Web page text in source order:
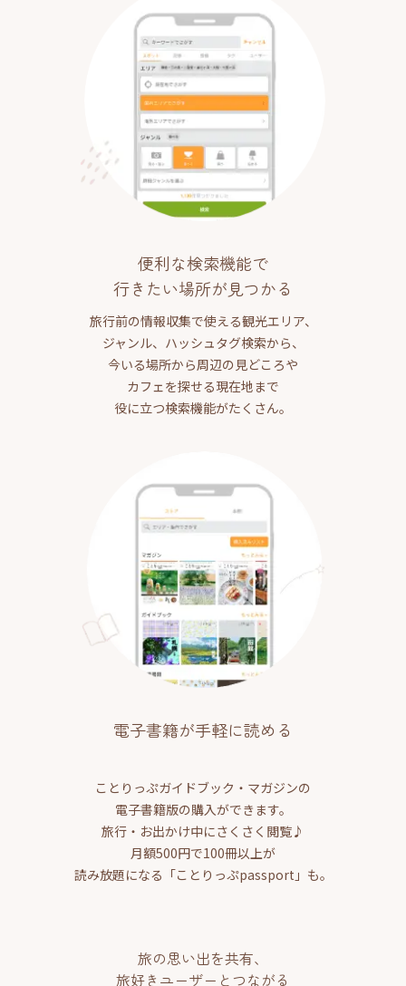
便利な検索機能で
行きたい場所が見つかる
旅行前の情報収集で使える観光エリア、
ジャンル、ハッシュタグ検索から、
今いる場所から周辺の見どころや
カフェを探せる現在地まで
役に立つ検索機能がたくさん。
電子書籍が手軽に読める
ことりっぷガイドブック・マガジンの
電子書籍版の購入ができます。
旅行・お出かけ中にさくさく閲覧♪
月額500円で100冊以上が
読み放題になる「ことりっぷpassport」も。
旅の思い出を共有、
旅好きユーザーとつながる